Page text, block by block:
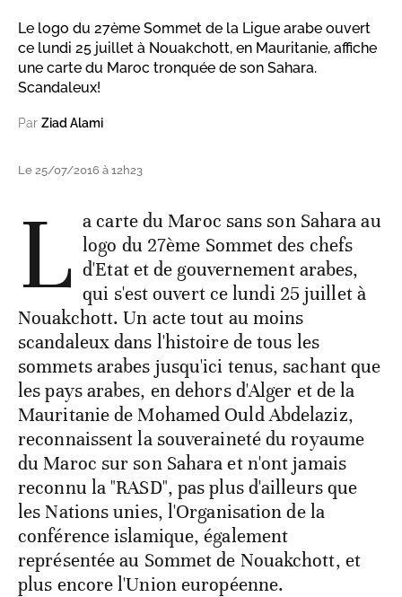
Le logo du 27ème Sommet de la Ligue arabe ouvert
ce lundi 25 juillet à Nouakchott, en Mauritanie, affiche
une carte du Maroc tronquée de son Sahara.
Scandaleux!
Par Ziad Alami
Le 25/07/2016 à 12h23
L a carte du Maroc sans son Sahara au
logo du 27ème Sommet des chefs
d'Etat et de gouvernement arabes,
qui s'est ouvert ce lundi 25 juillet à
Nouakchott. Un acte tout au moins
scandaleux dans l'histoire de tous les
sommets arabes jusqu'ici tenus, sachant que
les pays arabes, en dehors d'Alger et de la
Mauritanie de Mohamed Ould Abdelaziz,
reconnaissent la souveraineté du royaume
du Maroc sur son Sahara et n'ont jamais
reconnu la "RASD", pas plus d'ailleurs que
les Nations unies, l'Organisation de la
conférence islamique, également
représentée au Sommet de Nouakchott, et
plus encore l'Union européenne.